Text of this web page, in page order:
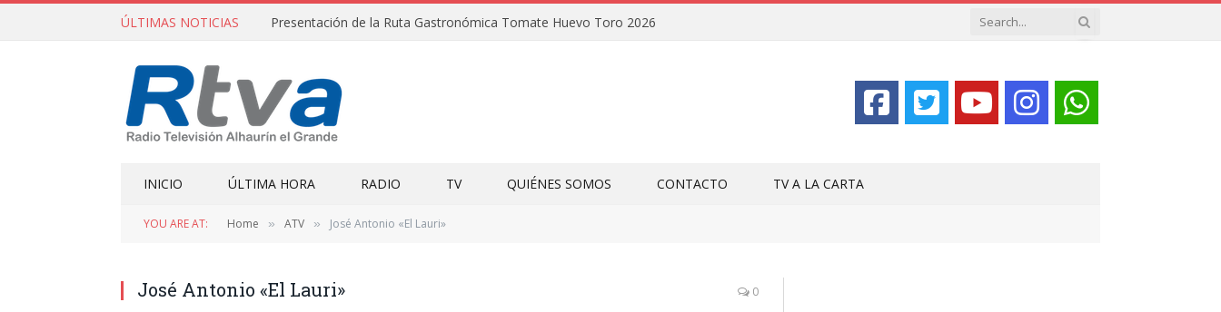
ÚLTIMAS NOTICIAS Presentación de la Ruta Gastronómica Tomate Huevo Toro 2026
INICIO ÚLTIMA HORA RADIO TV QUIÉNES SOMOS CONTACTO TV A LA CARTA
YOU ARE AT: Home » ATV » José Antonio «El Lauri»
José Antonio «El Lauri» 0